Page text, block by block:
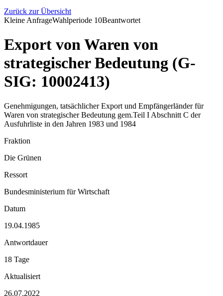
Zurück zur Übersicht
Kleine AnfrageWahlperiode 10Beantwortet
Export von Waren von
strategischer Bedeutung (G-
SIG: 10002413)
Genehmigungen, tatsächlicher Export und Empfängerländer für
Waren von strategischer Bedeutung gem.Teil I Abschnitt C der
Ausfuhrliste in den Jahren 1983 und 1984
Fraktion
Die Grünen
Ressort
Bundesministerium für Wirtschaft
Datum
19.04.1985
Antwortdauer
18 Tage
Aktualisiert
26.07.2022